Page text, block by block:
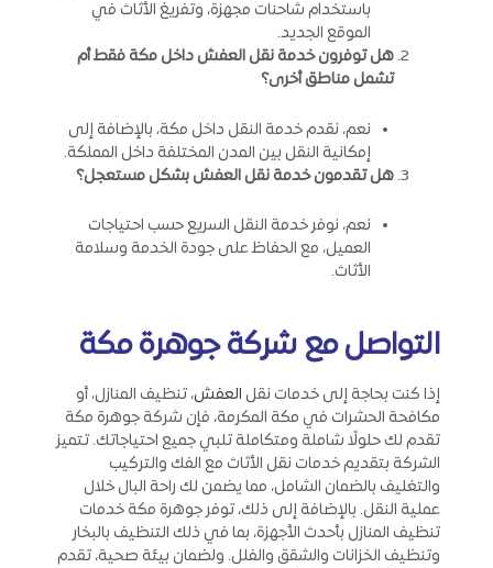
باستخدام شاحنات مجهزة، وتفريغ الأثاث في
الموقع الجديد.
هل توفرون خدمة نقل العفش داخل مكة فقط أم
تشمل مناطق أخرى؟
نعم، نقدم خدمة النقل داخل مكة، بالإضافة إلى
إمكانية النقل بين المدن المختلفة داخل المملكة.
هل تقدمون خدمة نقل العفش بشكل مستعجل؟
نعم، نوفر خدمة النقل السريع حسب احتياجات
العميل، مع الحفاظ على جودة الخدمة وسلامة
الأثاث.
التواصل مع شركة جوهرة مكة
إذا كنت بحاجة إلى خدمات نقل العفش، تنظيف المنازل، أو
مكافحة الحشرات في مكة المكرمة، فإن شركة جوهرة مكة
تقدم لك حلولًا شاملة ومتكاملة تلبي جميع احتياجاتك. تتميز
الشركة بتقديم خدمات نقل الأثاث مع الفك والتركيب
والتغليف بالضمان الشامل، مما يضمن لك راحة البال خلال
عملية النقل. بالإضافة إلى ذلك، توفر جوهرة مكة خدمات
تنظيف المنازل بأحدث الأجهزة، بما في ذلك التنظيف بالبخار
وتنظيف الخزانات والشقق والفلل. ولضمان بيئة صحية، تقدم